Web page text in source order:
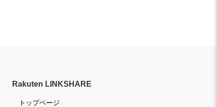
Rakuten LINKSHARE
トップページ